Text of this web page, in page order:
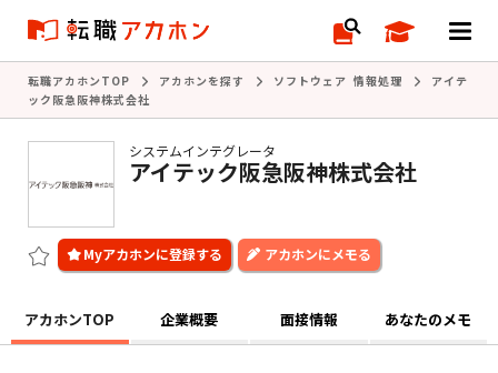
転職アカホンTOP アカホンを探す ソフトウェア 情報処理
アイテ
ック阪急阪神株式会社
システムインテグレータ
アイテック阪急阪神株式会社
アカホンにメモる
アカホンTOP 企業概要 面接情報 あなたのメモ